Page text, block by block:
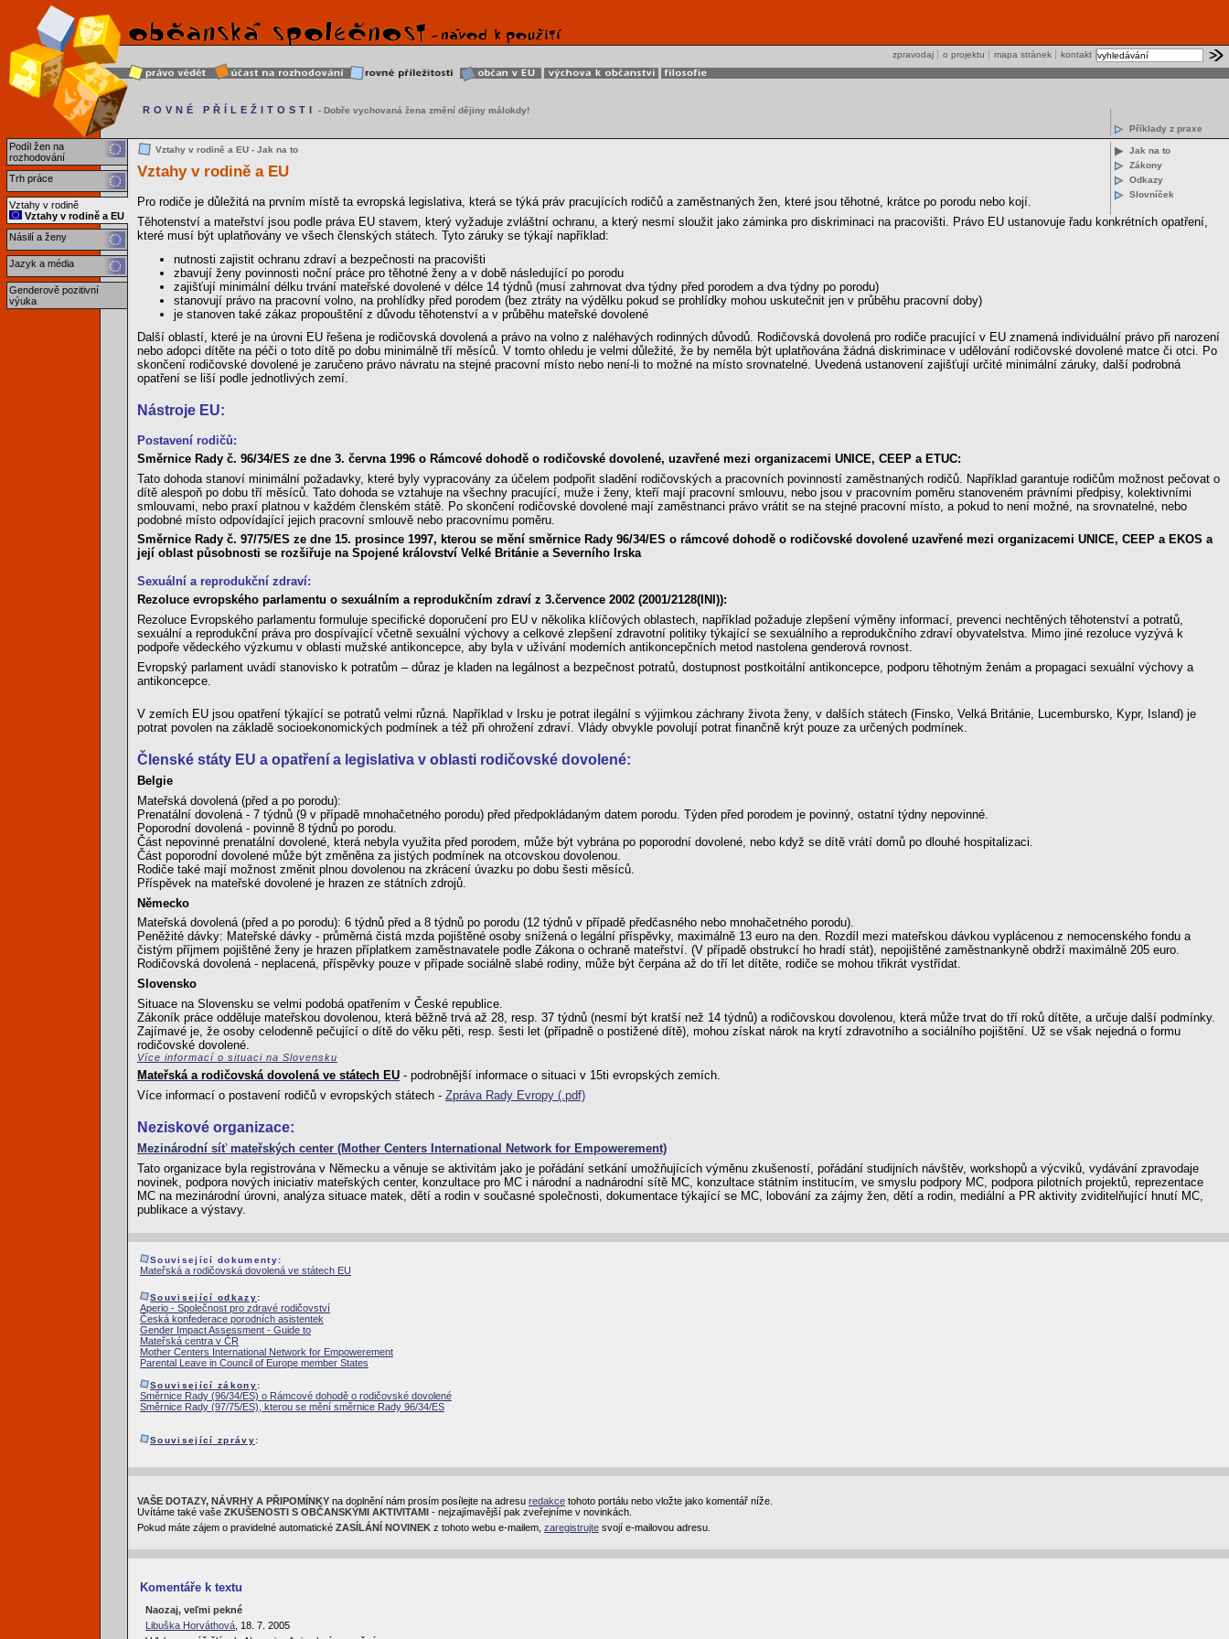
kontakt
mapa stránek
o projektu
zpravodaj
Podíl žen na
rozhodování
Trh práce
Vztahy v rodině
Vztahy v rodině a EU
Násilí a ženy
Jazyk a média
Genderově pozitivní
výuka
ROVNÉ PŘÍLEŽITOSTI
- Dobře vychovaná žena změní dějiny málokdy!
Příklady z praxe
Jak na to
Zákony
Odkazy
Slovníček
Vztahy v rodině a EU - Jak na to
Vztahy v rodině a EU
Pro rodiče je důležitá na prvním místě ta evropská legislativa, která se týká práv pracujících rodičů a zaměstnaných žen, které jsou těhotné, krátce po porodu nebo kojí.
Těhotenství a mateřství jsou podle práva EU stavem, který vyžaduje zvláštní ochranu, a který nesmí sloužit jako záminka pro diskriminaci na pracovišti. Právo EU ustanovuje řadu konkrétních opatření,
které musí být uplatňovány ve všech členských státech. Tyto záruky se týkají například:
nutnosti zajistit ochranu zdraví a bezpečnosti na pracovišti
zbavují ženy povinnosti noční práce pro těhotné ženy a v době následující po porodu
zajišťují minimální délku trvání mateřské dovolené v délce 14 týdnů (musí zahrnovat dva týdny před porodem a dva týdny po porodu)
stanovují právo na pracovní volno, na prohlídky před porodem (bez ztráty na výdělku pokud se prohlídky mohou uskutečnit jen v průběhu pracovní doby)
je stanoven také zákaz propouštění z důvodu těhotenství a v průběhu mateřské dovolené
Další oblastí, které je na úrovni EU řešena je rodičovská dovolená a právo na volno z naléhavých rodinných důvodů. Rodičovská dovolená pro rodiče pracující v EU znamená individuální právo při narození
nebo adopci dítěte na péči o toto dítě po dobu minimálně tří měsíců. V tomto ohledu je velmi důležité, že by neměla být uplatňována žádná diskriminace v udělování rodičovské dovolené matce či otci. Po
skončení rodičovské dovolené je zaručeno právo návratu na stejné pracovní místo nebo není-li to možné na místo srovnatelné. Uvedená ustanovení zajišťují určité minimální záruky, další podrobná
opatření se liší podle jednotlivých zemí.
Nástroje EU:
Postavení rodičů:
Směrnice Rady č. 96/34/ES ze dne 3. června 1996 o Rámcové dohodě o rodičovské dovolené, uzavřené mezi organizacemi UNICE, CEEP a ETUC:
Tato dohoda stanoví minimální požadavky, které byly vypracovány za účelem podpořit sladění rodičovských a pracovních povinností zaměstnaných rodičů. Například garantuje rodičům možnost pečovat o
dítě alespoň po dobu tří měsíců. Tato dohoda se vztahuje na všechny pracující, muže i ženy, kteří mají pracovní smlouvu, nebo jsou v pracovním poměru stanoveném právními předpisy, kolektivními
smlouvami, nebo praxí platnou v každém členském státě. Po skončení rodičovské dovolené mají zaměstnanci právo vrátit se na stejné pracovní místo, a pokud to není možné, na srovnatelné, nebo
podobné místo odpovídající jejich pracovní smlouvě nebo pracovnímu poměru.
Směrnice Rady č. 97/75/ES ze dne 15. prosince 1997, kterou se mění směrnice Rady 96/34/ES o rámcové dohodě o rodičovské dovolené uzavřené mezi organizacemi UNICE, CEEP a EKOS a
její oblast působnosti se rozšiřuje na Spojené království Velké Británie a Severního Irska
Sexuální a reprodukční zdraví:
Rezoluce evropského parlamentu o sexuálním a reprodukčním zdraví z 3.července 2002 (2001/2128(INI)):
Rezoluce Evropského parlamentu formuluje specifické doporučení pro EU v několika klíčových oblastech, například požaduje zlepšení výměny informací, prevenci nechtěných těhotenství a potratů,
sexuální a reprodukční práva pro dospívající včetně sexuální výchovy a celkové zlepšení zdravotní politiky týkající se sexuálního a reprodukčního zdraví obyvatelstva. Mimo jiné rezoluce vyzývá k
podpoře vědeckého výzkumu v oblasti mužské antikoncepce, aby byla v užívání moderních antikoncepčních metod nastolena genderová rovnost.
Evropský parlament uvádí stanovisko k potratům – důraz je kladen na legálnost a bezpečnost potratů, dostupnost postkoitální antikoncepce, podporu těhotným ženám a propagaci sexuální výchovy a
antikoncepce.
V zemích EU jsou opatření týkající se potratů velmi různá. Například v Irsku je potrat ilegální s výjimkou záchrany života ženy, v dalších státech (Finsko, Velká Británie, Lucembursko, Kypr, Island) je
potrat povolen na základě socioekonomických podmínek a též při ohrožení zdraví. Vlády obvykle povolují potrat finančně krýt pouze za určených podmínek.
Členské státy EU a opatření a legislativa v oblasti rodičovské dovolené:
Belgie
Mateřská dovolená (před a po porodu):
Prenatální dovolená - 7 týdnů (9 v případě mnohačetného porodu) před předpokládaným datem porodu. Týden před porodem je povinný, ostatní týdny nepovinné.
Poporodní dovolená - povinně 8 týdnů po porodu.
Část nepovinné prenatální dovolené, která nebyla využita před porodem, může být vybrána po poporodní dovolené, nebo když se dítě vrátí domů po dlouhé hospitalizaci.
Část poporodní dovolené může být změněna za jistých podmínek na otcovskou dovolenou.
Rodiče také mají možnost změnit plnou dovolenou na zkrácení úvazku po dobu šesti měsíců.
Příspěvek na mateřské dovolené je hrazen ze státních zdrojů.
Německo
Mateřská dovolená (před a po porodu): 6 týdnů před a 8 týdnů po porodu (12 týdnů v případě předčasného nebo mnohačetného porodu).
Peněžité dávky: Mateřské dávky - průměrná čistá mzda pojištěné osoby snížená o legální příspěvky, maximálně 13 euro na den. Rozdíl mezi mateřskou dávkou vyplácenou z nemocenského fondu a
čistým příjmem pojištěné ženy je hrazen příplatkem zaměstnavatele podle Zákona o ochraně mateřství. (V případě obstrukcí ho hradí stát), nepojištěné zaměstnankyně obdrží maximálně 205 euro.
Rodičovská dovolená - neplacená, příspěvky pouze v případe sociálně slabé rodiny, může být čerpána až do tří let dítěte, rodiče se mohou třikrát vystřídat.
Slovensko
Situace na Slovensku se velmi podobá opatřením v České republice.
Zákoník práce odděluje mateřskou dovolenou, která běžně trvá až 28, resp. 37 týdnů (nesmí být kratší než 14 týdnů) a rodičovskou dovolenou, která může trvat do tří roků dítěte, a určuje další podmínky.
Zajímavé je, že osoby celodenně pečující o dítě do věku pěti, resp. šesti let (případně o postižené dítě), mohou získat nárok na krytí zdravotního a sociálního pojištění. Už se však nejedná o formu
rodičovské dovolené.
Více informací o situaci na Slovensku
Mateřská a rodičovská dovolená ve státech EU - podrobnější informace o situaci v 15ti evropských zemích.
Více informací o postavení rodičů v evropských státech - Zpráva Rady Evropy (.pdf)
Neziskové organizace:
Mezinárodní síť mateřských center (Mother Centers International Network for Empowerement)
Tato organizace byla registrována v Německu a věnuje se aktivitám jako je pořádání setkání umožňujících výměnu zkušeností, pořádání studijních návštěv, workshopů a výcviků, vydávání zpravodaje
novinek, podpora nových iniciativ mateřských center, konzultace pro MC i národní a nadnárodní sítě MC, konzultace státním institucím, ve smyslu podpory MC, podpora pilotních projektů, reprezentace
MC na mezinárodní úrovni, analýza situace matek, dětí a rodin v současné společnosti, dokumentace týkající se MC, lobování za zájmy žen, dětí a rodin, mediální a PR aktivity zviditelňující hnutí MC,
publikace a výstavy.
Související dokumenty:
Mateřská a rodičovská dovolená ve státech EU
Související odkazy:
Aperio - Společnost pro zdravé rodičovství
Česká konfederace porodních asistentek
Gender Impact Assessment - Guide to
Mateřská centra v ČR
Mother Centers International Network for Empowerement
Parental Leave in Council of Europe member States
Související zákony:
Směrnice Rady (96/34/ES) o Rámcové dohodě o rodičovské dovolené
Směrnice Rady (97/75/ES), kterou se mění směrnice Rady 96/34/ES
Související zprávy:
VAŠE DOTAZY, NÁVRHY A PŘIPOMÍNKY na doplnění nám prosím posílejte na adresu redakce tohoto portálu nebo vložte jako komentář níže.
Uvítáme také vaše ZKUŠENOSTI S OBČANSKÝMI AKTIVITAMI - nejzajímavější pak zveřejníme v novinkách.
Pokud máte zájem o pravidelné automatické ZASÍLÁNÍ NOVINEK z tohoto webu e-mailem, zaregistrujte svojí e-mailovou adresu.
Komentáře k textu
Naozaj, veľmi pekné
Libuška Horváthová , 18. 7. 2005